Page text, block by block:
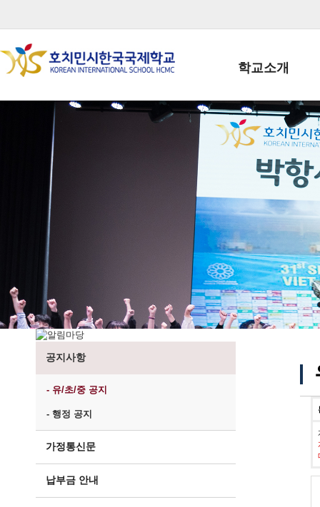
학교소개
학교장인사말
학생회장인사말
학교상징
학교 CI
교직원현황
학생현황
위치/전화
전경사진
공지사항
- 유/초/중 공지
- 행정 공지
가정통신문
납부금 안내